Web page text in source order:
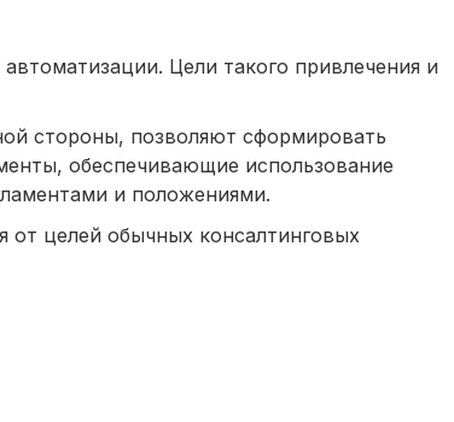
Цели такого привлечения и
стороны, позволяют сформировать
обеспечивающие использование
и положениями.
от целей обычных консалтинговых